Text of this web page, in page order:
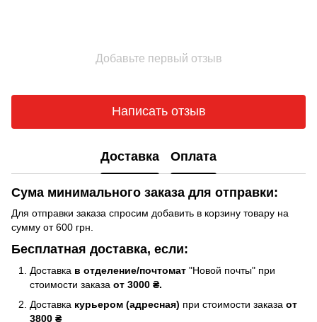
Добавьте первый отзыв
Написать отзыв
Доставка Оплата
Сума минимального заказа для отправки:
Для отправки заказа спросим добавить в корзину товару на
сумму от 600 грн.
Бесплатная доставка, если:
Доставка в отделение/почтомат "Новой почты" при
стоимости заказа от 3000 ₴.
Доставка курьером (адресная) при стоимости заказа от
3800 ₴